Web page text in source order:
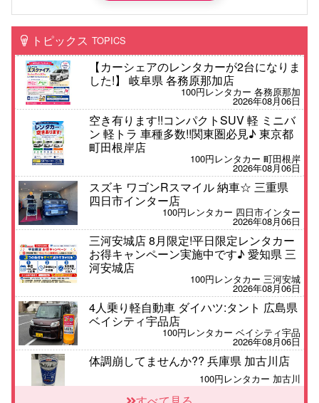
トピックス TOPICS
【カーシェアのレンタカーが2台になりま
した!】 岐阜県 各務原那加店
100円レンタカー 各務原那加
2026年08月06日
空き有ります!!コンパクトSUV 軽 ミニバ
ン 軽トラ 車種多数!!関東圏必見♪ 東京都
町田根岸店
100円レンタカー 町田根岸
2026年08月06日
スズキ ワゴンRスマイル 納車☆ 三重県
四日市インター店
100円レンタカー 四日市インター
2026年08月06日
三河安城店 8月限定!平日限定レンタカー
お得キャンペーン実施中です♪ 愛知県 三
河安城店
100円レンタカー 三河安城
2026年08月06日
4人乗り軽自動車 ダイハツ:タント 広島県
ベイシティ宇品店
100円レンタカー ベイシティ宇品
2026年08月06日
体調崩してませんか?? 兵庫県 加古川店
100円レンタカー 加古川